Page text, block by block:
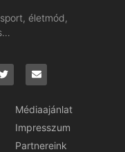
életmód,
Médiaajánlat
Impresszum
Partnereink